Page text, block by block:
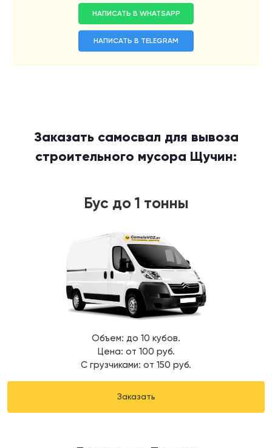
НАПИСАТЬ В WHATSAPP
НАПИСАТЬ В TELEGRAM
Заказать самосвал для вывоза
строительного мусора Щучин:
Бус до 1 тонны
Объем: до 10 кубов.
Цена: от 100 руб.
С грузчиками: от 150 руб.
Заказать